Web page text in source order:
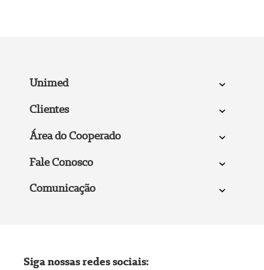
Unimed
Clientes
Área do Cooperado
Fale Conosco
Comunicação
Siga nossas redes sociais: